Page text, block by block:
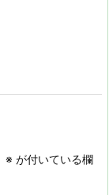
※ が付いている欄